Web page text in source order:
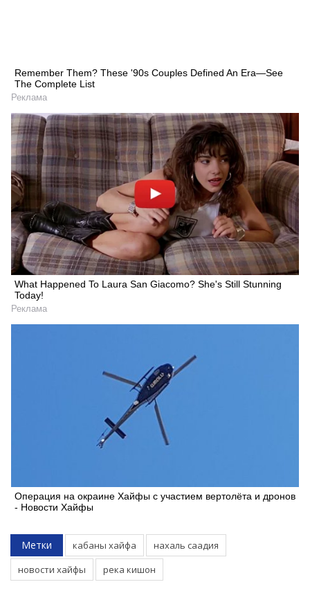
Remember Them? These '90s Couples Defined An Era—See
The Complete List
Реклама
What Happened To Laura San Giacomo? She's Still Stunning
Today!
Реклама
Операция на окраине Хайфы с участием вертолёта и дронов
- Новости Хайфы
Метки кабаны хайфа
нахаль саадия
новости хайфы
река кишон